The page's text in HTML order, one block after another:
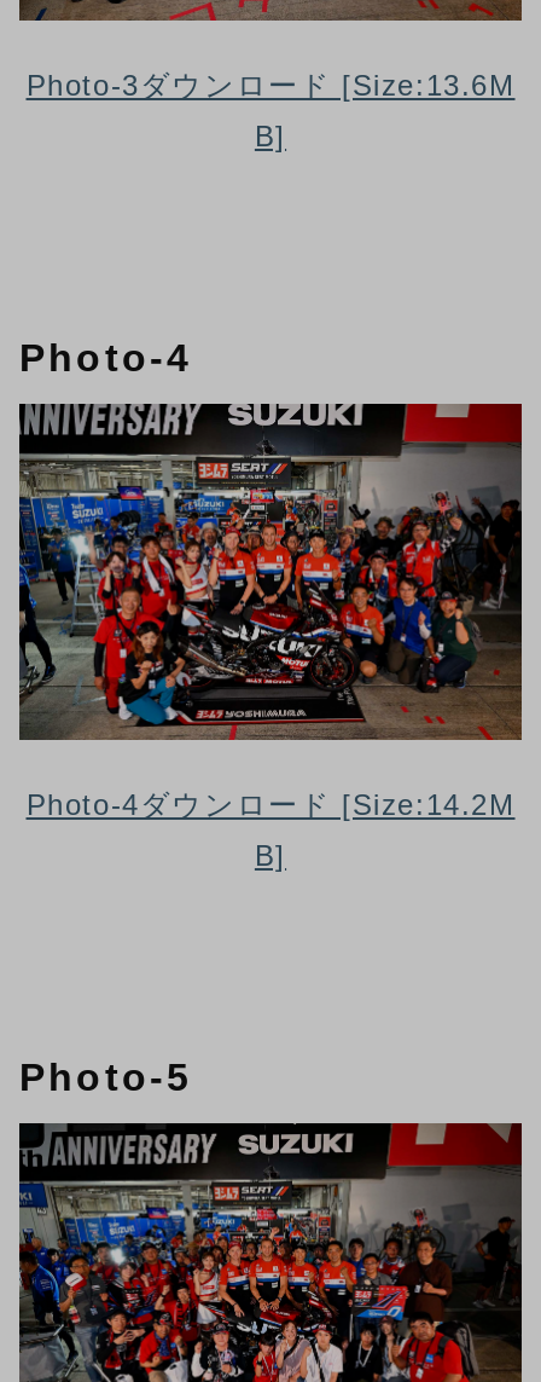
Photo-3ダウンロード [Size:13.6M
B]
Photo-4
Photo-4ダウンロード [Size:14.2M
B]
Photo-5